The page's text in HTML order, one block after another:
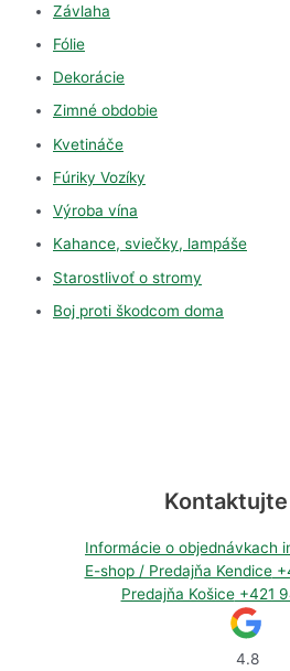
Závlaha
Fólie
Dekorácie
Zimné obdobie
Kvetináče
Fúriky Vozíky
Výroba vína
Kahance, sviečky, lampáše
Starostlivoť o stromy
Boj proti škodcom doma
Kontaktujte
Informácie o objednávkach
E-shop / Predajňa Kendice
Predajňa Košice+421
4.8